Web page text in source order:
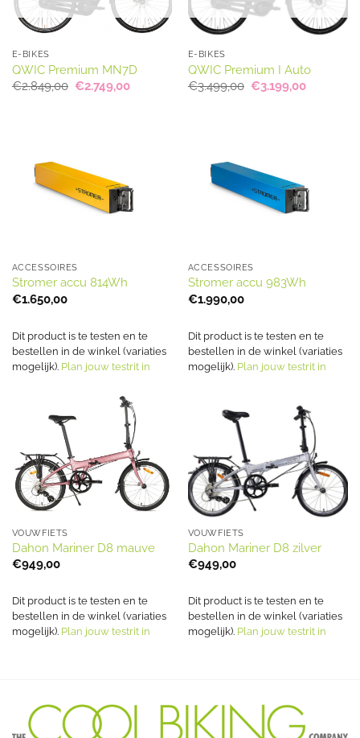
E-BIKES
QWIC Premium MN7D
€2.849,00 Oorspronkelijke
prijs
€2.749,00Huidige
E-BIKES
QWIC Premium I Auto
€3.499,00 Oorspronkelijke
prijs
€3.199,00Huidige
ACCESSOIRES
Stromer accu 814Wh
€1.650,00
Dit product is te testen en te
bestellen in de winkel (variaties
mogelijk). Plan jouw testrit in
ACCESSOIRES
Stromer accu 983Wh
€1.990,00
Dit product is te testen en te
bestellen in de winkel (variaties
mogelijk). Plan jouw testrit in
VOUWFIETS
Dahon Mariner D8 mauve
€949,00
Dit product is te testen en te
bestellen in de winkel (variaties
mogelijk). Plan jouw testrit in
VOUWFIETS
Dahon Mariner D8 zilver
€949,00
Dit product is te testen en te
bestellen in de winkel (variaties
mogelijk). Plan jouw testrit in